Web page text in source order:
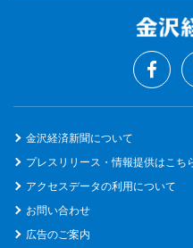
金沢経済新聞について
プレスリリース・情報提供はこち
アクセスデータの利用について
お問い合わせ
広告のご案内